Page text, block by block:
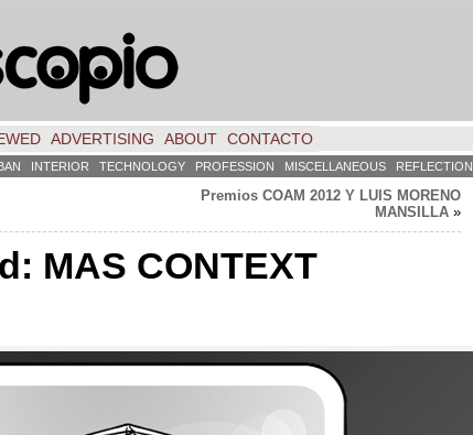
ADVERTISING ABOUT CONTACTO
INTERIOR TECHNOLOGY PROFESSION MISCELLANEOUS REFLECTION
Premios COAM 2012 Y LUIS MORENO
MANSILLA »
: MAS CONTEXT